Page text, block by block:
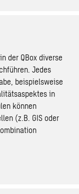
der QBox diverse
Jedes
beispielsweise
in
können
(z.B. GIS oder